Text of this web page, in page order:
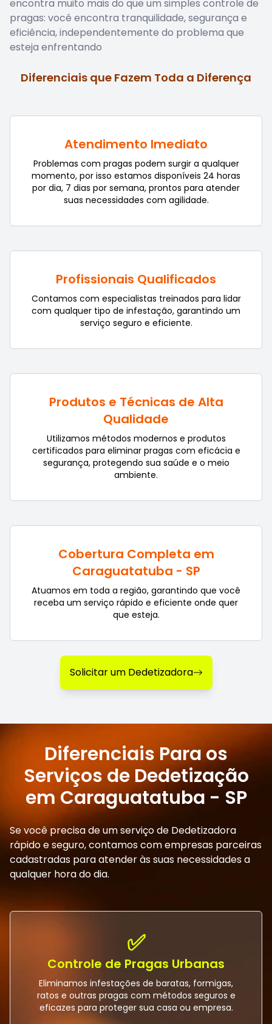
encontra muito mais do que um simples controle de
pragas: você encontra tranquilidade, segurança e
eficiência, independentemente do problema que
esteja enfrentando
Diferenciais que Fazem Toda a Diferença
Atendimento Imediato
Problemas com pragas podem surgir a qualquer
momento, por isso estamos disponíveis 24 horas
por dia, 7 dias por semana, prontos para atender
suas necessidades com agilidade.
Profissionais Qualificados
Contamos com especialistas treinados para lidar
com qualquer tipo de infestação, garantindo um
serviço seguro e eficiente.
Produtos e Técnicas de Alta
Qualidade
Utilizamos métodos modernos e produtos
certificados para eliminar pragas com eficácia e
segurança, protegendo sua saúde e o meio
ambiente.
Cobertura Completa em
Caraguatatuba - SP
Atuamos em toda a região, garantindo que você
receba um serviço rápido e eficiente onde quer
que esteja.
Solicitar um Dedetizadora
Diferenciais Para os
Serviços de Dedetização
em Caraguatatuba - SP
Se você precisa de um serviço de Dedetizadora
rápido e seguro, contamos com empresas parceiras
cadastradas para atender às suas necessidades a
qualquer hora do dia.
✅
Controle de Pragas Urbanas
Eliminamos infestações de baratas, formigas,
ratos e outras pragas com métodos seguros e
eficazes para proteger sua casa ou empresa.